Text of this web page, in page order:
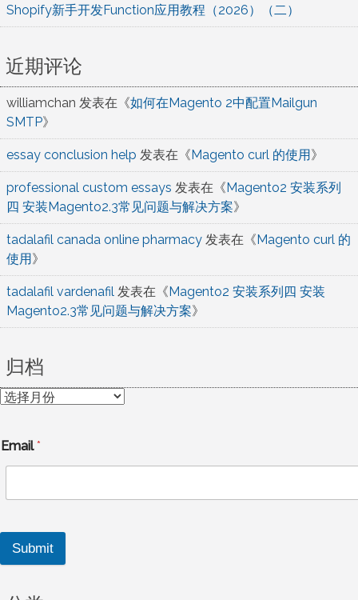
Shopify新手开发Function应用教程（2026）（二）
近期评论
williamchan 发表在《如何在Magento 2中配置Mailgun
SMTP》
essay conclusion help 发表在《Magento curl 的使用》
professional custom essays 发表在《Magento2 安装系列
四 安装Magento2.3常见问题与解决方案》
tadalafil canada online pharmacy 发表在《Magento curl 的
使用》
tadalafil vardenafil 发表在《Magento2 安装系列四 安装
Magento2.3常见问题与解决方案》
归档
归
Email*
Submit